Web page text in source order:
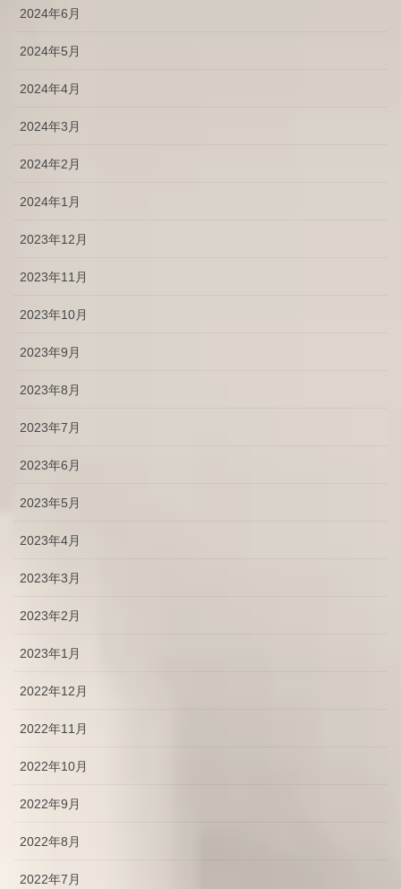
2024年6月
2024年5月
2024年4月
2024年3月
2024年2月
2024年1月
2023年12月
2023年11月
2023年10月
2023年9月
2023年8月
2023年7月
2023年6月
2023年5月
2023年4月
2023年3月
2023年2月
2023年1月
2022年12月
2022年11月
2022年10月
2022年9月
2022年8月
2022年7月